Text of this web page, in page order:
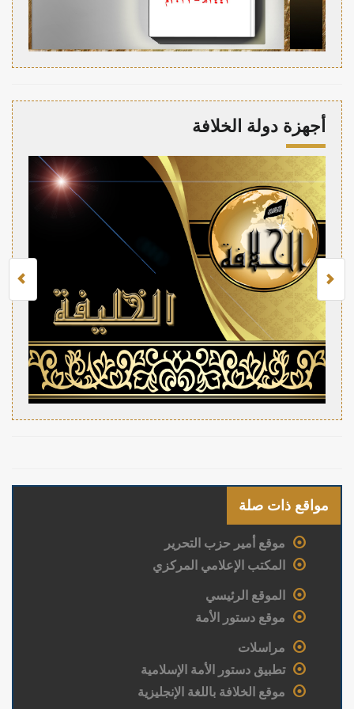
أجهزة دولة الخلافة
مواقع ذات صلة
موقع أمير حزب التحرير
المكتب الإعلامي المركزي
الموقع الرئيسي
موقع دستور الأمة
مراسلات
تطبيق دستور الأمة الإسلامية
موقع الخلافة باللغة الإنجليزية